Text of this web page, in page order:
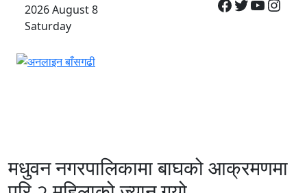
2026 August 8
Saturday
मधुवन नगरपालिकामा बाघको आक्रमणमा